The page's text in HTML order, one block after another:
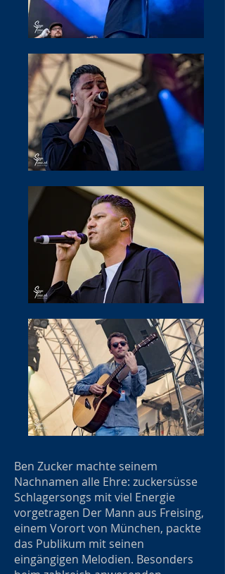
Ben Zucker machte seinem
Nachnamen alle Ehre: zuckersüsse
Schlagersongs mit viel Energie
vorgetragen Der Mann aus Freising,
einem Vorort von München, packte
das Publikum mit seinen
eingängigen Melodien. Besonders